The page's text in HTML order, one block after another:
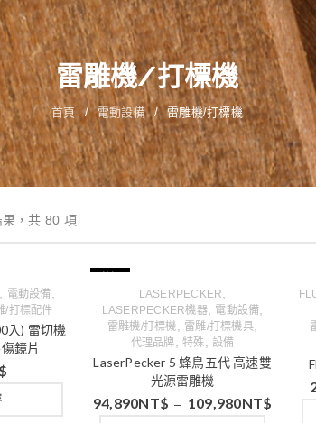
雷雕機/打標機
首頁 / 電動設備 / 雷雕機/打標機
，共 80 項
電動設備
/打標配件
入) 雷切機
鏡片
LASERPECKER
LASERPECKER機器, 電動設備
雷雕機/打標機 雷雕/打標機具,
代理品牌 ,特殊 設備
LaserPecker 5 蜂鳥五代 高速雙
光源雷雕機
94,890NT$ – 109,980NT$